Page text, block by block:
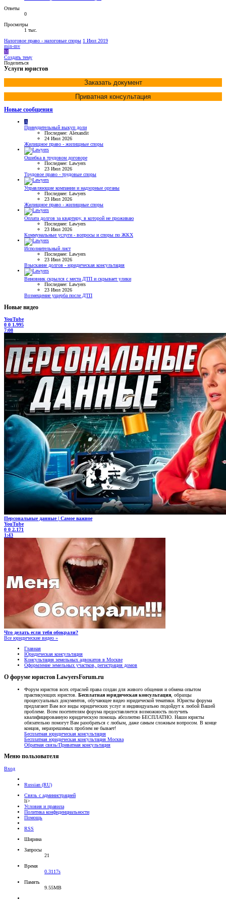
Ответы
0
Просмотры
1 тыс.
Налоговое право - налоговые споры 1 Июл 2019
min-mv
M
Создать тему
Поделиться
Услуги юристов
Заказать документ
Приватная консультация
Новые сообщения
A
Принудительный выкуп доли
Последнее: Alexandit
24 Июл 2026
Жилищное право - жилищные споры
Ошибка в трудовом договоре
Последнее: Lawyers
23 Июл 2026
Трудовое право - трудовые споры
Управляющие компании и надзорные органы
Последнее: Lawyers
23 Июл 2026
Жилищное право - жилищные споры
Оплата долгов за квартиру, в которой не проживаю
Последнее: Lawyers
23 Июл 2026
Коммунальные услуги - вопросы и споры по ЖКХ
Исполнительный лист
Последнее: Lawyers
23 Июл 2026
Взыскание долгов - юридическая консультация
Виновник скрылся с места ДТП и скрывает улики
Последнее: Lawyers
23 Июл 2026
Возмещение ущерба после ДТП
Новые видео
YouTube
0 0 1.995
7:08
Персональные данные | Самое важное
YouTube
0 0 2.171
1:43
Что делать если тебя обокрали?
Все юридические видео »
Главная
Юридическая консультация
Консультация земельных адвокатов в Москве
Оформление земельных участков, регистрация домов
О форуме юристов LawyersForum.ru
Форум юристов всех отраслей права создан для живого общения и обмена опытом
практикующих юристов. Бесплатная юридическая консультация , образцы
процессуальных документов, обучающее видео юридической тематики. Юристы форума
предлагают Вам все виды юридических услуг и индивидуально подойдут к любой Вашей
проблеме. Всем посетителям форума предоставляется возможность получить
квалифицированную юридическую помощь абсолютно БЕСПЛАТНО. Наши юристы
обязательно помогут Вам разобраться с любым, даже самым сложным вопросом. В конце
концов, неразрешимых проблем не бывает!
Бесплатная юридическая консультация
Бесплатная юридическая консультация Москва
Обратная связь/Приватная консультация
Меню пользователя
Вход
Russian (RU)
Связь с администрацией
li>
Условия и правила
Политика конфиденциальности
Помощь
RSS
Ширина
Запросы
21
Время
0.3117s
Память
9.55MB